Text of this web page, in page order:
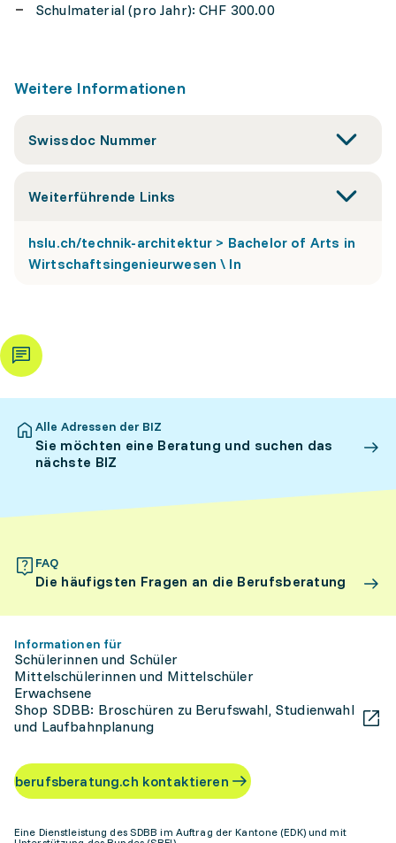
Schulmaterial (pro Jahr): CHF 300.00
Weitere Informationen
Swissdoc Nummer
Weiterführende Links
hslu.ch/technik-architektur > Bachelor of Arts in
Wirtschaftsingenieurwesen \ In
Alle Adressen der BIZ
Sie möchten eine Beratung und suchen das
nächste BIZ
FAQ
Die häufigsten Fragen an die Berufsberatung
Informationen für
Schülerinnen und Schüler
Mittelschülerinnen und Mittelschüler
Erwachsene
Shop SDBB: Broschüren zu Berufswahl, Studienwahl
und Laufbahnplanung
berufsberatung.ch kontaktieren
Eine Dienstleistung des SDBB im Auftrag der Kantone (EDK) und mit